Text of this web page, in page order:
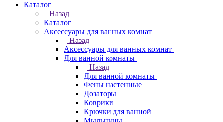
Каталог
Назад
Каталог
Аксессуары для ванных комнат
Назад
Аксессуары для ванных комнат
Для ванной комнаты
Назад
Для ванной комнаты
Фены настенные
Дозаторы
Коврики
Крючки для ванной
Мыльницы